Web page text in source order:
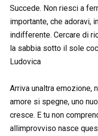
Succede. Non riesci a
importante, che adoravi,
indifferente. Cercare di
la sabbia sotto il sole
Ludovica
Arriva unaltra emozione,
amore si spegne, uno
cresce. E tu non
allimprovviso nasce